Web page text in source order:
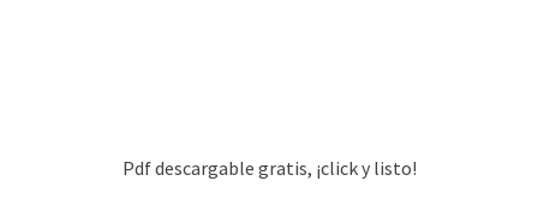
Pdf descargable gratis, ¡click y listo!